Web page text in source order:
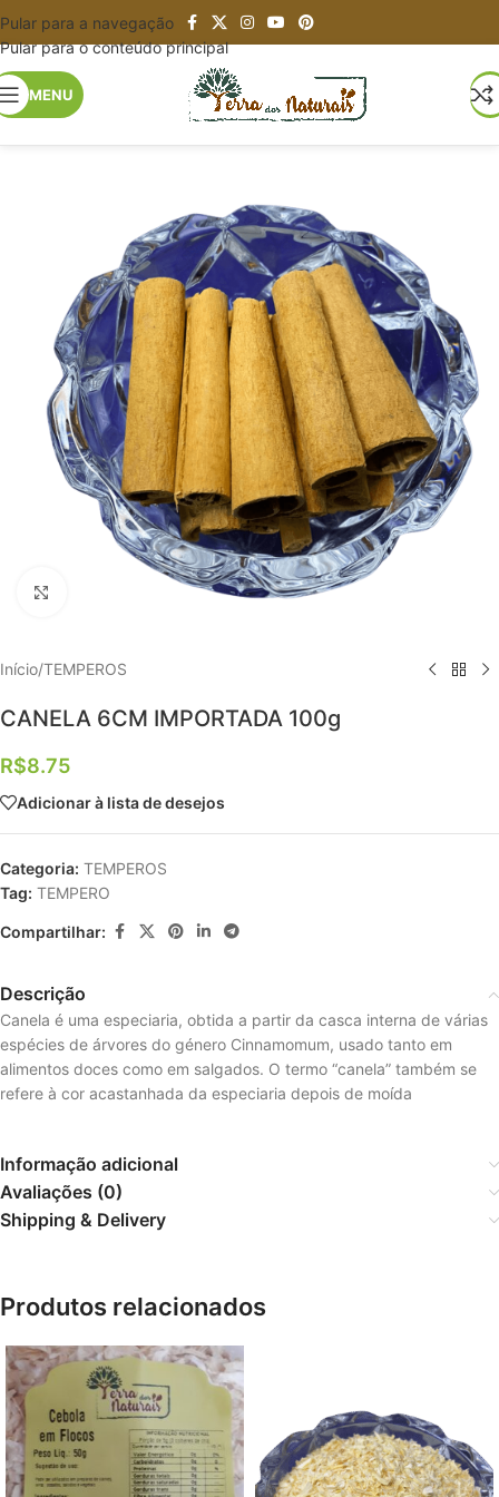
Pular para a navegação
Pular para o conteúdo principal
MENU
Clique para ampliar
Início/TEMPEROS
CANELA 6CM IMPORTADA 100g
R$8.75
Adicionar à lista de desejos
Categoria: TEMPEROS
Tag: TEMPERO
Compartilhar:
Descrição
Canela é uma especiaria, obtida a partir da casca interna de várias
espécies de árvores do género Cinnamomum, usado tanto em
alimentos doces como em salgados. O termo “canela” também se
refere à cor acastanhada da especiaria depois de moída
Informação adicional
Avaliações (0)
Shipping & Delivery
Produtos relacionados